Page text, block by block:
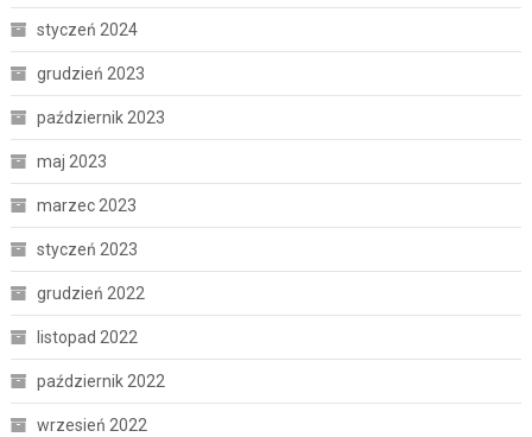
styczeń 2024
grudzień 2023
październik 2023
maj 2023
marzec 2023
styczeń 2023
grudzień 2022
listopad 2022
październik 2022
wrzesień 2022